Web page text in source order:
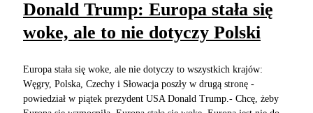
Donald Trump: Europa stała się
woke, ale to nie dotyczy Polski
Europa stała się woke, ale nie dotyczy to wszystkich krajów:
Węgry, Polska, Czechy i Słowacja poszły w drugą stronę -
powiedział w piątek prezydent USA Donald Trump.- Chcę, żeby